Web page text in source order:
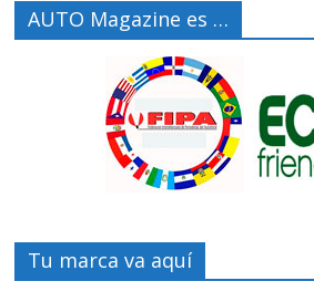
AUTO Magazine es …
Tu marca va aquí